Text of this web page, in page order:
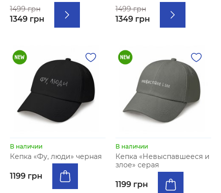
1499 грн
1349 грн
1499 грн
1349 грн
В наличии
Кепка «Фу, люди» черная
1199 грн
В наличии
Кепка «Невыспавшееся и
злое» серая
1199 грн